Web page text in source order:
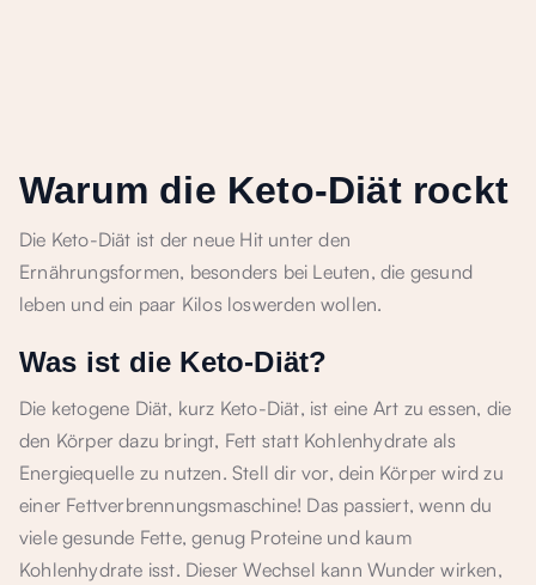
Warum die Keto-Diät rockt
Die Keto-Diät ist der neue Hit unter den
Ernährungsformen, besonders bei Leuten, die gesund
leben und ein paar Kilos loswerden wollen.
Was ist die Keto-Diät?
Die ketogene Diät, kurz Keto-Diät, ist eine Art zu essen, die
den Körper dazu bringt, Fett statt Kohlenhydrate als
Energiequelle zu nutzen. Stell dir vor, dein Körper wird zu
einer Fettverbrennungsmaschine! Das passiert, wenn du
viele gesunde Fette, genug Proteine und kaum
Kohlenhydrate isst. Dieser Wechsel kann Wunder wirken,